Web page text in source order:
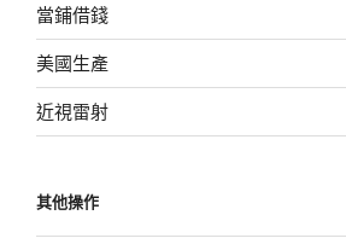
當鋪借錢
美國生產
近視雷射
其他操作